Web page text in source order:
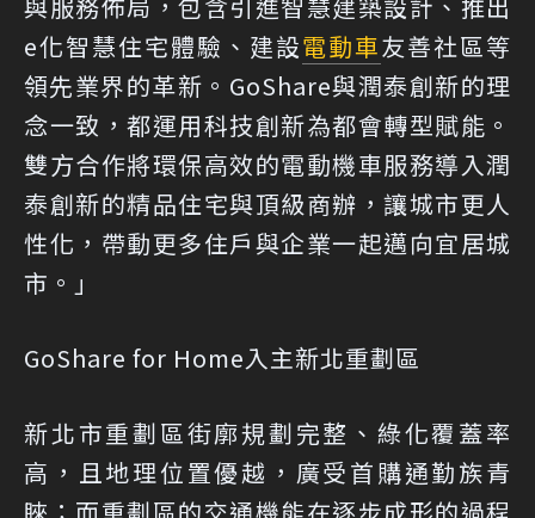
e化智慧住宅體驗、建設電動車友善社區等
領先業界的革新。GoShare與潤泰創新的理
念一致，都運用科技創新為都會轉型賦能。
雙方合作將環保高效的電動機車服務導入潤
泰創新的精品住宅與頂級商辦，讓城市更人
性化，帶動更多住戶與企業一起邁向宜居城
市。」
GoShare for Home入主新北重劃區
新北市重劃區街廓規劃完整、綠化覆蓋率
高，且地理位置優越，廣受首購通勤族青